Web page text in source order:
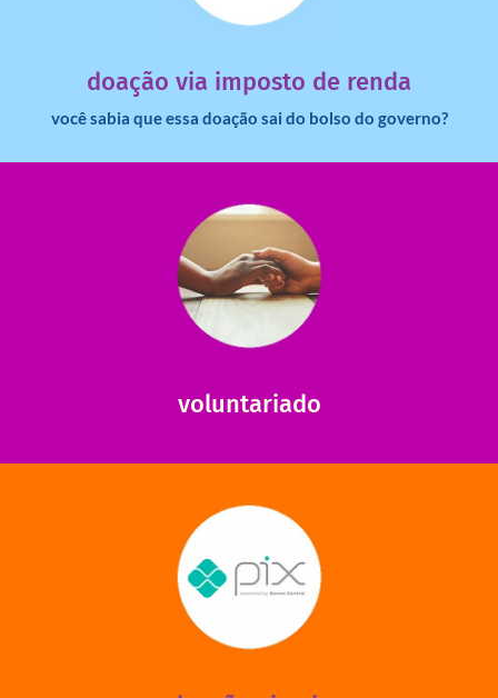
doação via imposto de renda
você sabia que essa doação sai do bolso do governo?
dinheiro deixa de ir para o governo?
voluntariado
ajudar com certos assuntos. Entre em contato conosco e
saiba como nos ajudar.
saiba mais
via PIX? Elas também são muito importantes para
mantermos nossas unidades em funcionamento!
saiba mais